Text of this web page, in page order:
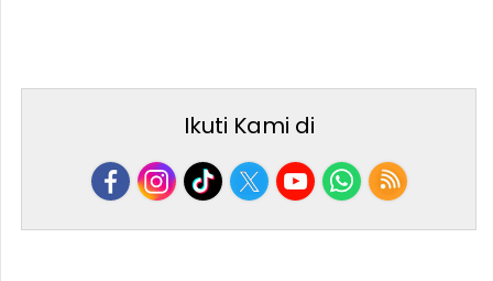
Ikuti Kami di